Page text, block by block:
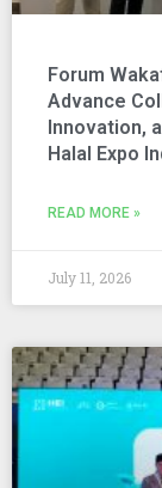
Forum
Advance
Innovation,
Halal Expo
READ MORE »
July 11, 2026